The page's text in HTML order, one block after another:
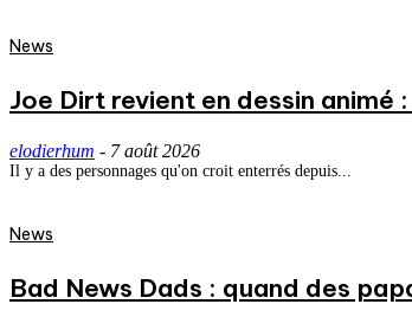
News
Joe Dirt revient en dessin animé
elodierhum - 7 août 2026
Il y a des personnages qu'on croit enterrés depuis...
News
Bad News Dads : quand des